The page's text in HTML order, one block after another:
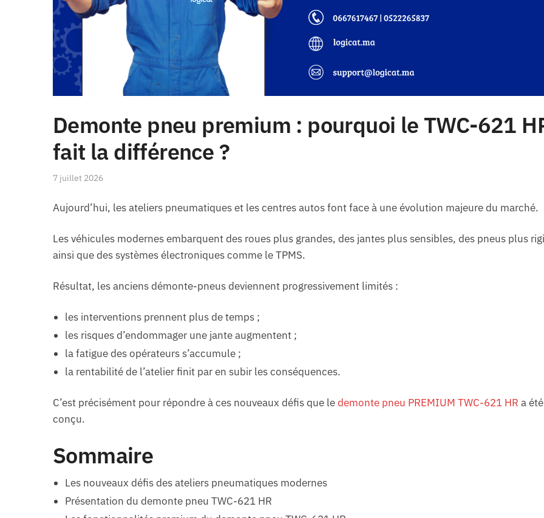
Demonte pneu premium : pourquoi le TWC-621
fait la différence ?
7 juillet 2026
Aujourd’hui, les ateliers pneumatiques et les centres autos font face à une évolution majeure du marché.
Les véhicules modernes embarquent des roues plus grandes, des jantes plus sensibles, des pneus plus
ainsi que des systèmes électroniques comme le TPMS.
Résultat, les anciens démonte-pneus deviennent progressivement limités :
les interventions prennent plus de temps ;
les risques d’endommager une jante augmentent ;
la fatigue des opérateurs s’accumule ;
la rentabilité de l’atelier finit par en subir les conséquences.
C’est précisément pour répondre à ces nouveaux défis que ledemonte pneu PREMIUM TWC-621 HR a été
conçu.
Sommaire
Les nouveaux défis des ateliers pneumatiques modernes
Présentation du demonte pneu TWC-621 HR